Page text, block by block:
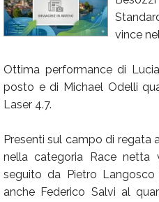
Annunci
vince
Ottima performance di
posto e di Michael Odelli
Laser 4.7.
Presenti sul campo di regata
nella categoria Race netta
seguito da Pietro
anche Federico Salvi al